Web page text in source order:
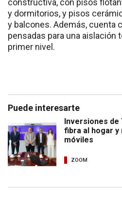
constructiva, con pisos
y dormitorios, y pisos
y balcones. Además, cuenta
pensadas para una aislación
primer nivel.
Puede interesarte
Inversiones de
fibra al hogar y
móviles
ZOOM